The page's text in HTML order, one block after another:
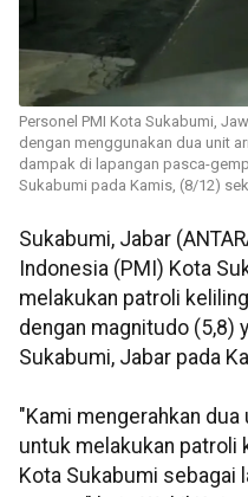
Personel PMI Kota Sukabumi,
dengan menggunakan dua unit
dampak di lapangan pasca-
Sukabumi pada Kamis, (8/12)
Sukabumi, Jabar
Indonesia (PMI) Kota
melakukan patroli
dengan magnitudo (5,8)
Sukabumi, Jabar pada
"Kami mengerahkan
untuk melakukan patroli
Kota Sukabumi sebagai